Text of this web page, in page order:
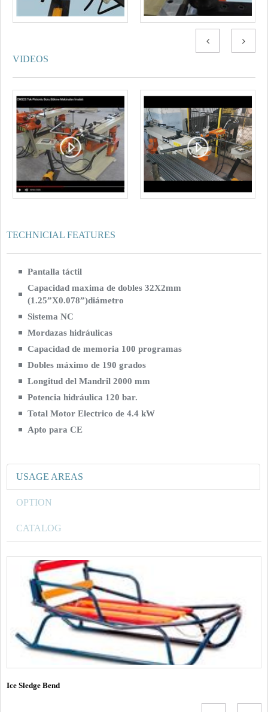
VIDEOS
TECHNICIAL FEATURES
Pantalla táctil
Capacidad maxima de dobles 32X2mm
(1.25”X0.078”)diámetro
Sistema NC
Mordazas hidráulicas
Capacidad de memoria 100 programas
Dobles máximo de 190 grados
Longitud del Mandril 2000 mm
Potencia hidráulica 120 bar.
Total Motor Electrico de 4.4 kW
Apto para CE
USAGE AREAS
OPTION
CATALOG
Ice Sledge Bend